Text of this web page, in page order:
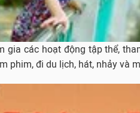
gia các hoạt động tập thể,
phim, đi du lịch, hát, nhảy và